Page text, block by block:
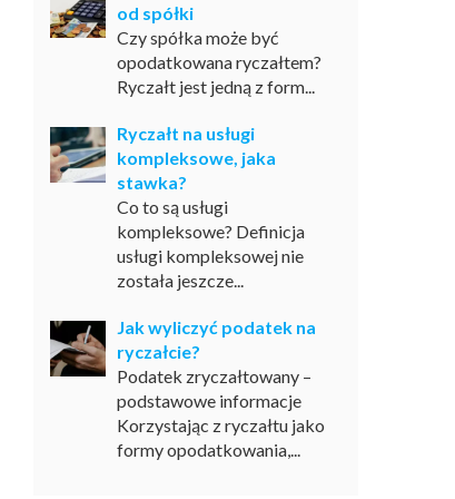
od spółki
Czy spółka może być
opodatkowana ryczałtem?
Ryczałt jest jedną z form...
Ryczałt na usługi
kompleksowe, jaka
stawka?
Co to są usługi
kompleksowe? Definicja
usługi kompleksowej nie
została jeszcze...
Jak wyliczyć podatek na
ryczałcie?
Podatek zryczałtowany –
podstawowe informacje
Korzystając z ryczałtu jako
formy opodatkowania,...